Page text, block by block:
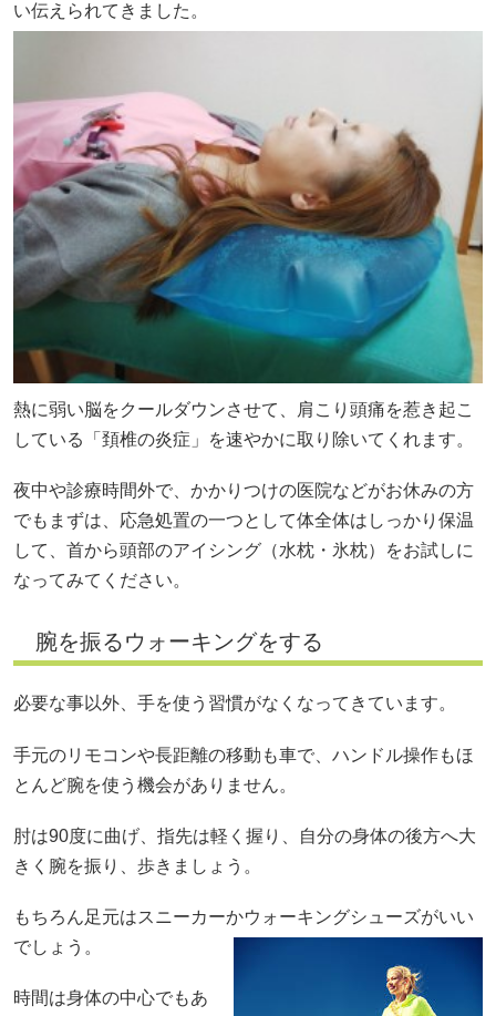
い伝えられてきました。
熱に弱い脳をクールダウンさせて、肩こり頭痛を惹き起こ
している「頚椎の炎症」を速やかに取り除いてくれます。
夜中や診療時間外で、かかりつけの医院などがお休みの方
でもまずは、応急処置の一つとして体全体はしっかり保温
して、首から頭部のアイシング（水枕・氷枕）をお試しに
なってみてください。
腕を振るウォーキングをする
必要な事以外、手を使う習慣がなくなってきています。
手元のリモコンや長距離の移動も車で、ハンドル操作もほ
とんど腕を使う機会がありません。
肘は90度に曲げ、指先は軽く握り、自分の身体の後方へ大
きく腕を振り、歩きましょう。
もちろん足元はスニーカーかウォーキングシューズがいい
でしょう。
時間は身体の中心でもあ